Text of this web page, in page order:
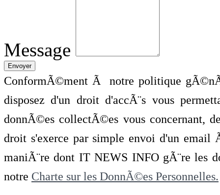
Message
ConformÃ©ment Ã notre politique
disposez d'un droit d'accÃ¨s vous
donnÃ©es collectÃ©es vous concernant,
droit s'exerce par simple envoi d'un
maniÃ¨re dont IT NEWS INFO gÃ¨re les
notre Charte sur les DonnÃ©es Personnelles.